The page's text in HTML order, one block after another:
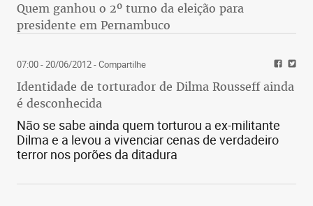
Quem ganhou o 2º turno da eleição para
presidente em Pernambuco
07:00 - 20/06/2012- Compartilhe
Identidade de torturador de Dilma Rousseff ainda
é desconhecida
Não se sabe ainda quem torturou a ex-militante
Dilma e a levou a vivenciar cenas de verdadeiro
terror nos porões da ditadura